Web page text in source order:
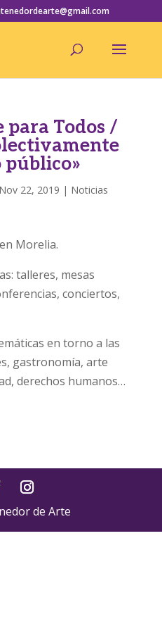
para Todos /
público»
Nov 22, 2019 | Noticias
Morelia.
talleres, mesas
conciertos,
en torno a las
gastronomía, arte
derechos humanos…
de Arte